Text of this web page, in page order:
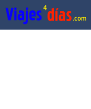
Saltar
al
contenido